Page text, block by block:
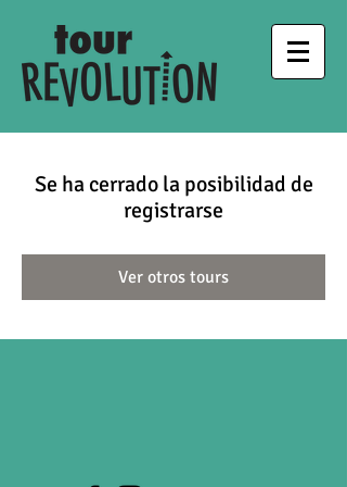
Se ha cerrado la posibilidad de
registrarse
Ver otros tours